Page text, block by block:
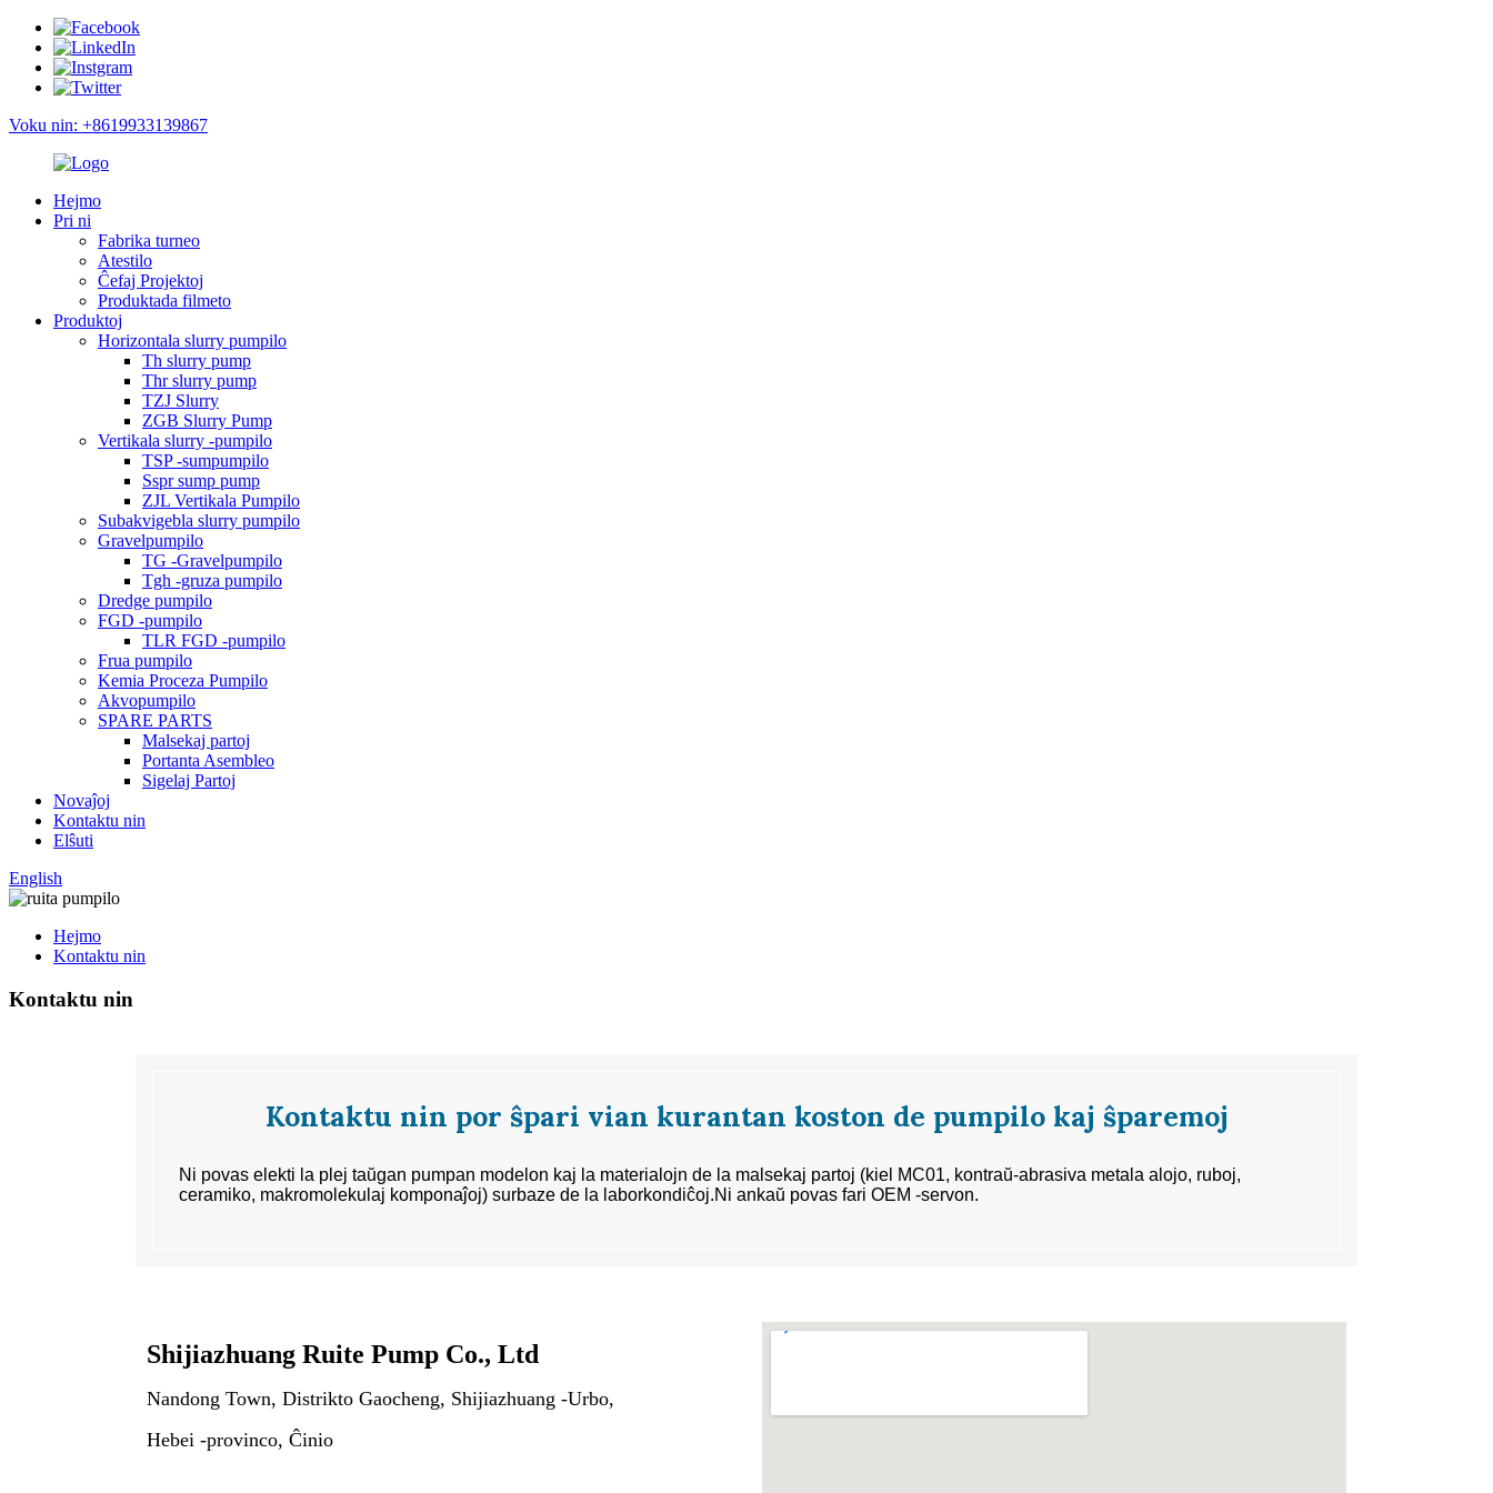
Voku nin: +8619933139867
Hejmo
Pri ni
Fabrika turneo
Atestilo
Ĉefaj Projektoj
Produktada filmeto
Produktoj
Horizontala slurry pumpilo
Th slurry pump
Thr slurry pump
TZJ Slurry
ZGB Slurry Pump
Vertikala slurry -pumpilo
TSP -sumpumpilo
Sspr sump pump
ZJL Vertikala Pumpilo
Subakvigebla slurry pumpilo
Gravelpumpilo
TG -Gravelpumpilo
Tgh -gruza pumpilo
Dredge pumpilo
FGD -pumpilo
TLR FGD -pumpilo
Frua pumpilo
Kemia Proceza Pumpilo
Akvopumpilo
SPARE PARTS
Malsekaj partoj
Portanta Asembleo
Sigelaj Partoj
Novaĵoj
Kontaktu nin
Elŝuti
English
Hejmo
Kontaktu nin
Kontaktu nin
Kontaktu nin por ŝpari vian kurantan koston de pumpilo kaj ŝparemoj
Ni povas elekti la plej taŭgan pumpan modelon kaj la materialojn de la malsekaj partoj (kiel MC01, kontraŭ-abrasiva metala alojo, ruboj,
ceramiko, makromolekulaj komponaĵoj) surbaze de la laborkondiĉoj.Ni ankaŭ povas fari OEM -servon.
Shijiazhuang Ruite Pump Co., Ltd
Nandong Town, Distrikto Gaocheng, Shijiazhuang -Urbo,
Hebei -provinco, Ĉinio